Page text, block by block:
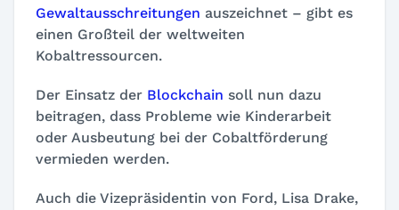
Gewaltausschreitungen auszeichnet – gibt es
einen Großteil der weltweiten
Kobaltressourcen.
Der Einsatz der Blockchain soll nun dazu
beitragen, dass Probleme wie Kinderarbeit
oder Ausbeutung bei der Cobaltförderung
vermieden werden.
Auch die Vizepräsidentin von Ford, Lisa Drake,